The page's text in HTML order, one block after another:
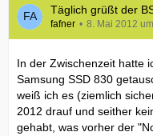
Täglich grüßt der
fafner 8. Mai 2012
In der Zwischenzeit hatte
Samsung SSD 830
weiß ich es (ziemlich
2012 drauf und seither
gehabt, was vorher der